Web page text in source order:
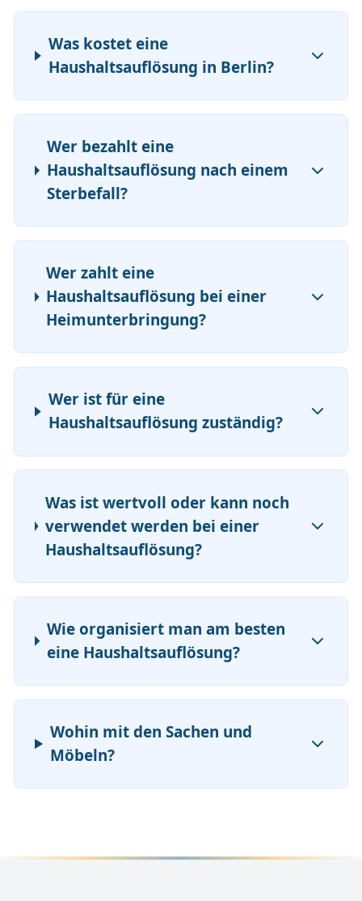
Was kostet eine
Haushaltsauflösung in Berlin?
Wer bezahlt eine
Haushaltsauflösung nach einem
Sterbefall?
Wer zahlt eine
Haushaltsauflösung bei einer
Heimunterbringung?
Wer ist für eine
Haushaltsauflösung zuständig?
Was ist wertvoll oder kann noch
verwendet werden bei einer
Haushaltsauflösung?
Wie organisiert man am besten
eine Haushaltsauflösung?
Wohin mit den Sachen und
Möbeln?